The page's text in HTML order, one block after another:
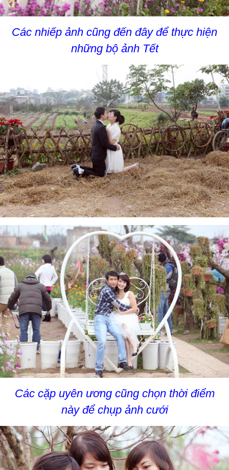
Các nhiếp ảnh cũng đến đây để thực hiện
những bộ ảnh Tết
Các cặp uyên ương cũng chọn thời điểm
này để chụp ảnh cưới